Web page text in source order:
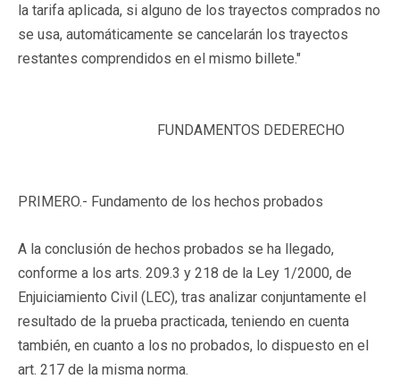
la tarifa aplicada, si alguno de los trayectos comprados no
se usa, automáticamente se cancelarán los trayectos
restantes comprendidos en el mismo billete."
FUNDAMENTOS DEDERECHO
PRIMERO.- Fundamento de los hechos probados
A la conclusión de hechos probados se ha llegado,
conforme a los arts. 209.3 y 218 de la Ley 1/2000, de
Enjuiciamiento Civil (LEC), tras analizar conjuntamente el
resultado de la prueba practicada, teniendo en cuenta
también, en cuanto a los no probados, lo dispuesto en el
art. 217 de la misma norma.